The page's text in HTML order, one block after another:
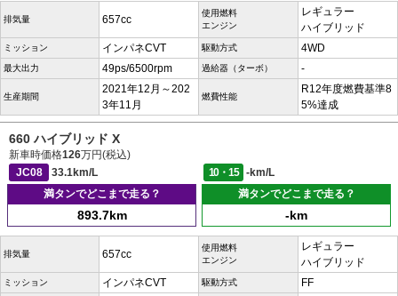
排気量 657cc
使用燃料
エンジン
レギュラー
ハイブリッド
ミッション インパネCVT 駆動方式 4WD
最大出力 49ps/6500rpm 過給器（ターボ） -
生産期間
2021年12月～202
3年11月
燃費性能
R12年度燃費基準8
5%達成
660 ハイブリッド X
新車時価格126万円(税込)
JC08
33.1km/L 10・15
-km/L
満タンでどこまで走る？
893.7km
満タンでどこまで走る？
-km
排気量 657cc
使用燃料
エンジン
レギュラー
ハイブリッド
ミッション インパネCVT 駆動方式 FF